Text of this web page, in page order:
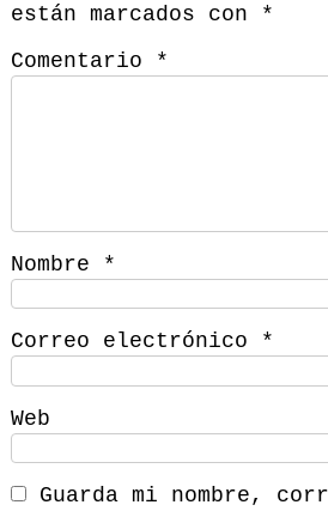
están marcados con
*
Comentario
*
Nombre *
Correo electrónico *
Web
Guarda mi nombre,